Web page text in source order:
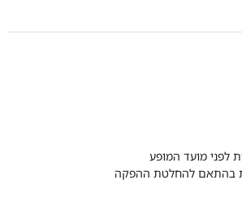
בהתאם להחלטת ההפקה